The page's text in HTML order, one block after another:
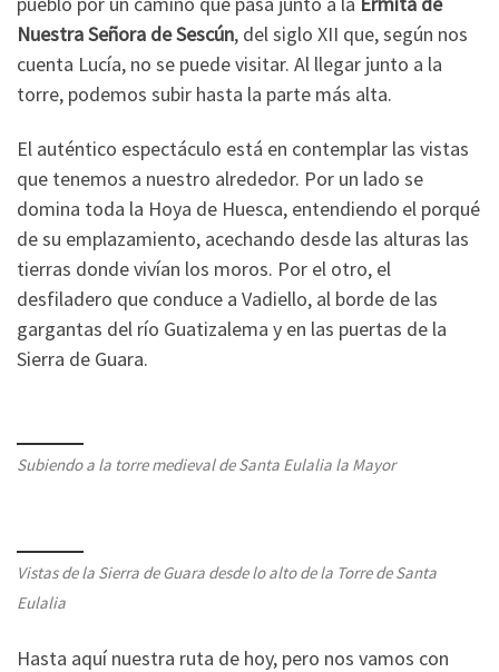
Nuestra Señora de Sescún, del siglo XII que, según nos
cuenta Lucía, no se puede visitar. Al llegar junto a la
torre, podemos subir hasta la parte más alta.
El auténtico espectáculo está en contemplar las vistas
que tenemos a nuestro alrededor. Por un lado se
domina toda la Hoya de Huesca, entendiendo el porqué
de su emplazamiento, acechando desde las alturas las
tierras donde vivían los moros. Por el otro, el
desfiladero que conduce a Vadiello, al borde de las
gargantas del río Guatizalema y en las puertas de la
Sierra de Guara.
Subiendo a la torre medieval de Santa Eulalia la Mayor
Vistas de la Sierra de Guara desde lo alto de la Torre de Santa
Eulalia
Hasta aquí nuestra ruta de hoy, pero nos vamos con